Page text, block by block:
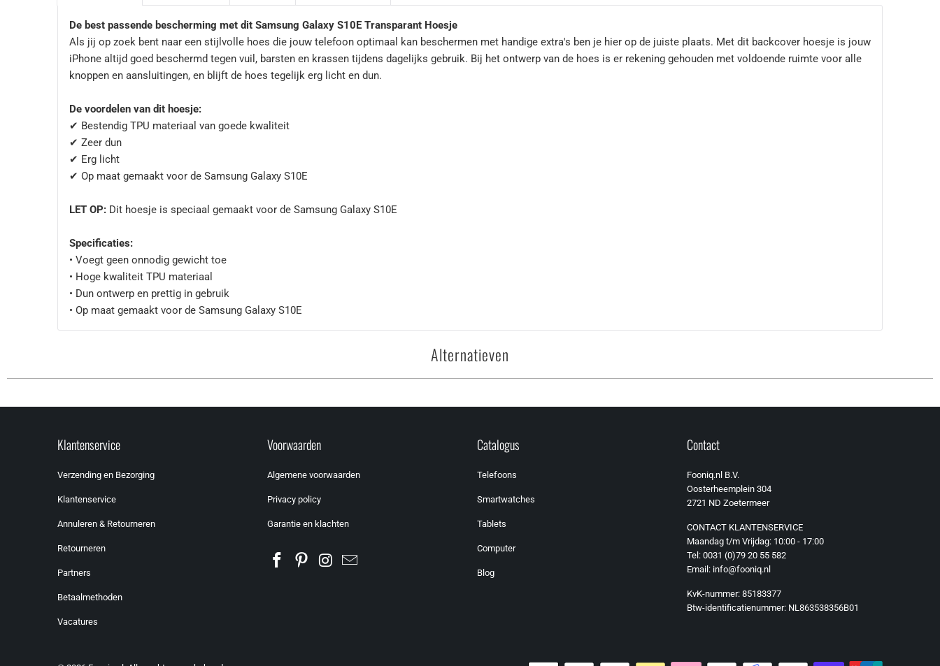
De best passende bescherming met dit Samsung Galaxy S10E Transparant Hoesje
Als jij op zoek bent naar een stijlvolle hoes die jouw telefoon optimaal kan beschermen met handige extra's ben je hier op de juiste plaats. Met dit backcover hoesje is jouw
iPhone altijd goed beschermd tegen vuil, barsten en krassen tijdens dagelijks gebruik. Bij het ontwerp van de hoes is er rekening gehouden met voldoende ruimte voor alle
knoppen en aansluitingen, en blijft de hoes tegelijk erg licht en dun.
De voordelen van dit hoesje:
✔ Bestendig TPU materiaal van goede kwaliteit
✔ Zeer dun
✔ Erg licht
✔ Op maat gemaakt voor de Samsung Galaxy S10E
LET OP: Dit hoesje is speciaal gemaakt voor de Samsung Galaxy S10E
Specificaties:
• Voegt geen onnodig gewicht toe
• Hoge kwaliteit TPU materiaal
• Dun ontwerp en prettig in gebruik
• Op maat gemaakt voor de Samsung Galaxy S10E
Alternatieven
Klantenservice
Verzending en Bezorging
Klantenservice
Annuleren & Retourneren
Retourneren
Partners
Betaalmethoden
Vacatures
Voorwaarden
Algemene voorwaarden
Privacy policy
Garantie en klachten
Catalogus
Telefoons
Smartwatches
Tablets
Computer
Blog
Contact
Fooniq.nl B.V.
Oosterheemplein 304
2721 ND Zoetermeer
CONTACT KLANTENSERVICE
Maandag t/m Vrijdag: 10:00 - 17:00
Tel: 0031 (0)79 20 55 582
Email: info@fooniq.nl
KvK-nummer: 85183377
Btw-identificatienummer: NL863538356B01